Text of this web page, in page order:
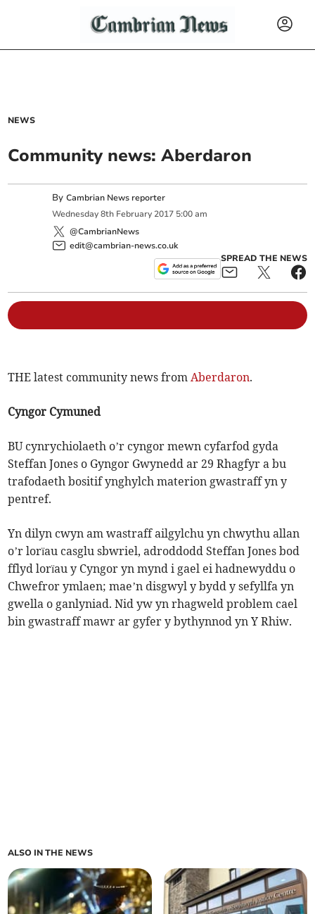
NEWS
Community news: Aberdaron
ByCambrian News reporter
Wednesday 8th February 2017 5:00 am
@CambrianNews
edit@cambrian-news.co.uk
SPREAD THE NEWS
THE latest community news from Aberdaron.
Cyngor Cymuned
BU cynrychiolaeth o’r cyngor mewn cyfarfod gyda
Steffan Jones o Gyngor Gwynedd ar 29 Rhagfyr a bu
trafodaeth bositif ynghylch materion gwastraff yn y
pentref.
Yn dilyn cwyn am wastraff ailgylchu yn chwythu allan
o’r lorïau casglu sbwriel, adroddodd Steffan Jones bod
fflyd lorïau y Cyngor yn mynd i gael ei hadnewyddu o
Chwefror ymlaen; mae’n disgwyl y bydd y sefyllfa yn
gwella o ganlyniad. Nid yw yn rhagweld problem cael
bin gwastraff mawr ar gyfer y bythynnod yn Y Rhiw.
ALSO IN THE NEWS